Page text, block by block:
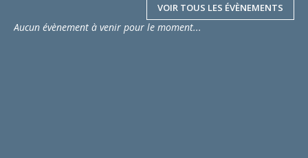
VOIR TOUS LES ÉVÈNEMENTS
Aucun évènement à venir pour le moment...